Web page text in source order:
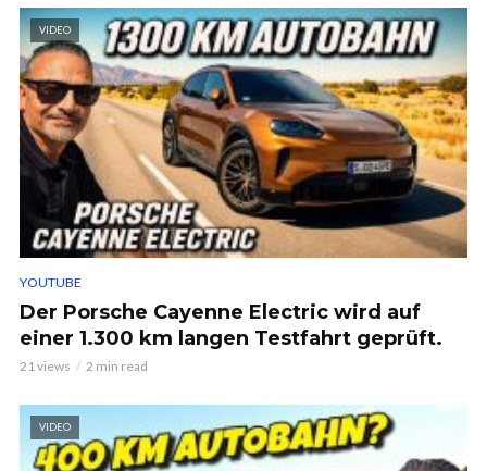
VIDEO
YOUTUBE
Der Porsche Cayenne Electric wird auf
einer 1.300 km langen Testfahrt geprüft.
21 views 2 min read
VIDEO